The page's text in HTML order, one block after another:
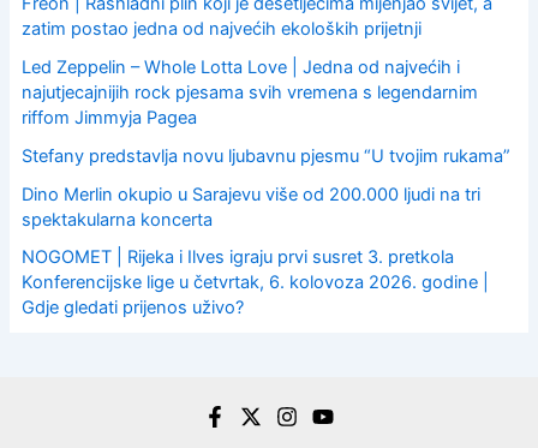
zatim postao jedna od najvećih ekoloških prijetnji
Led Zeppelin – Whole Lotta Love | Jedna od najvećih i
najutjecajnijih rock pjesama svih vremena s legendarnim
riffom Jimmyja Pagea
Stefany predstavlja novu ljubavnu pjesmu “U tvojim rukama”
Dino Merlin okupio u Sarajevu više od 200.000 ljudi na tri
spektakularna koncerta
NOGOMET | Rijeka i Ilves igraju prvi susret 3. pretkola
Konferencijske lige u četvrtak, 6. kolovoza 2026. godine |
Gdje gledati prijenos uživo?